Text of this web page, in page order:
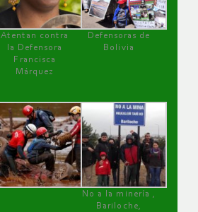
Atentan contra
la Defensora
Francisca
Márquez
Defensoras de
Bolivia
No a la minería ,
Bariloche,